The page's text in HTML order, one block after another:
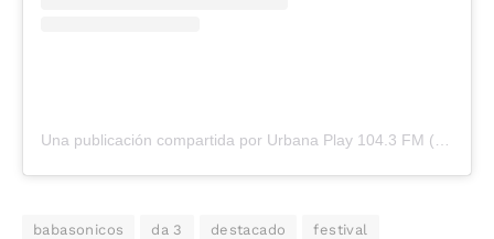
babasonicos da 3 destacado festival